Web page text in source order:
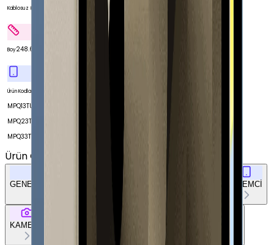
Kablosuz (Wi-Fi)
Boy248.6 mm
Ürün Kodları
MPQ13TU/A
MPQ23TU/A
MPQ33TU/A
Ürün Özellikleri
GENEL ÖZELLİKLER İŞLEMCİ
KAMERA TASARIM